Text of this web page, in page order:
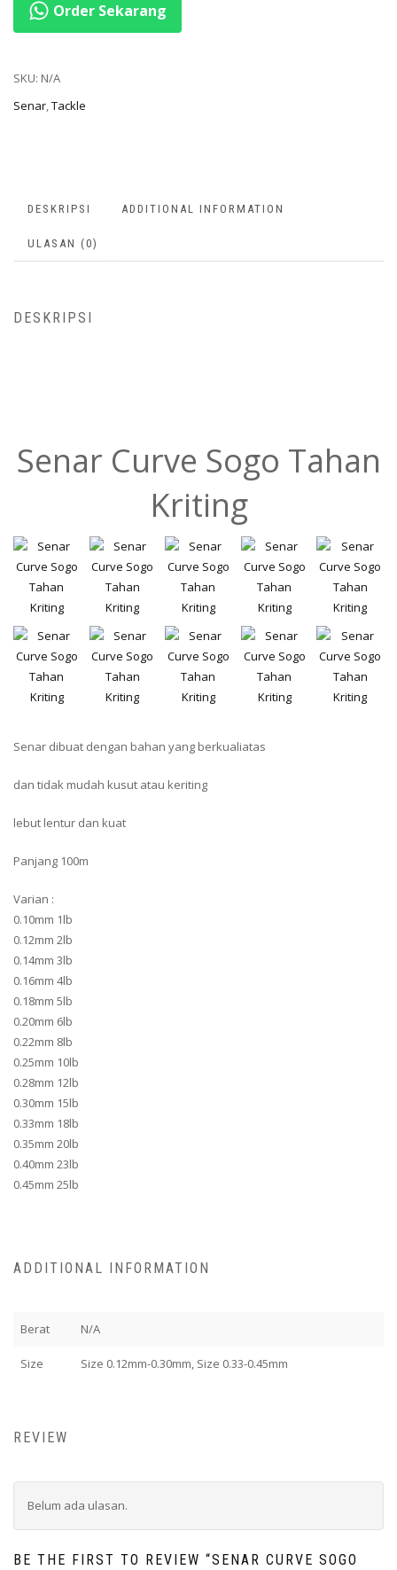
Order Sekarang
SKU: N/A
Senar,Tackle
DESKRIPSI ADDITIONAL INFORMATION
ULASAN (0)
DESKRIPSI
Senar Curve Sogo Tahan
Kriting
Senar dibuat dengan bahan yang berkualiatas
dan tidak mudah kusut atau keriting
lebut lentur dan kuat
Panjang 100m
Varian :
0.10mm 1lb
0.12mm 2lb
0.14mm 3lb
0.16mm 4lb
0.18mm 5lb
0.20mm 6lb
0.22mm 8lb
0.25mm 10lb
0.28mm 12lb
0.30mm 15lb
0.33mm 18lb
0.35mm 20lb
0.40mm 23lb
0.45mm 25lb
ADDITIONAL INFORMATION
Berat N/A
Size Size 0.12mm-0.30mm, Size 0.33-0.45mm
REVIEW
Belum ada ulasan.
BE THE FIRST TO REVIEW “SENAR CURVE SOGO